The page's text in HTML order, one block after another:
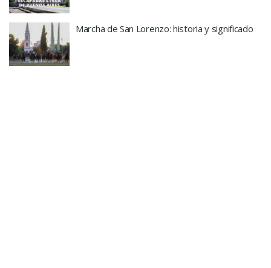
Marcha de San Lorenzo: historia y significado